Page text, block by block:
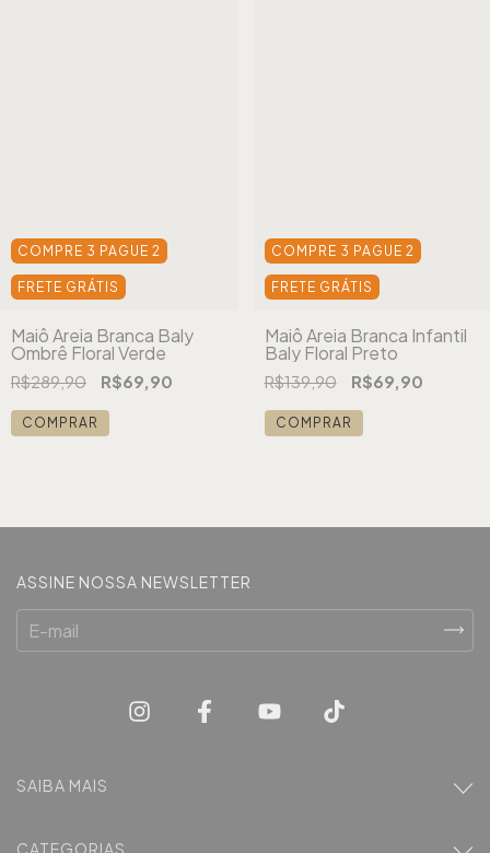
COMPRE 3 PAGUE 2
FRETE GRÁTIS
Maiô Areia Branca Baly
Ombrê Floral Verde
R$289,90 R$69,90
COMPRAR
COMPRE 3 PAGUE 2
FRETE GRÁTIS
Maiô Areia Branca Infantil
Baly Floral Preto
R$139,90 R$69,90
COMPRAR
ASSINE NOSSA NEWSLETTER
SAIBA MAIS
CATEGORIAS